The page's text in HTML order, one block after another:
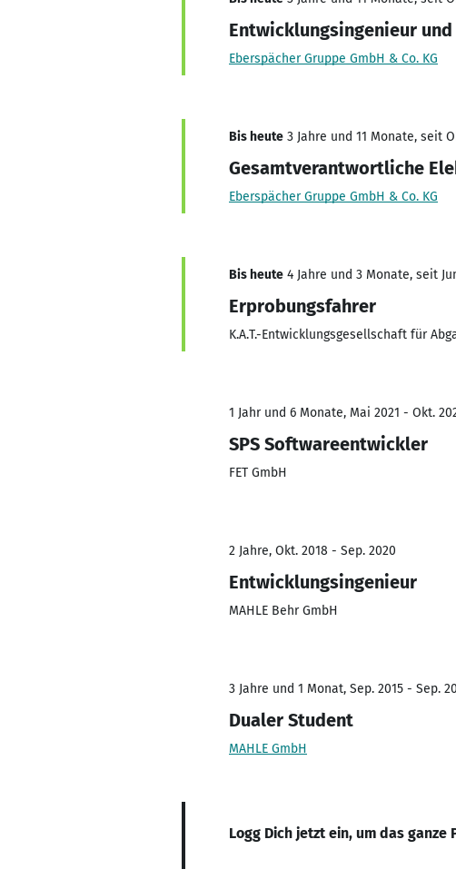
Entwicklungsingenieur
Eberspächer Gruppe GmbH & Co. KG
Bis heute 3 Jahre und 11 Monate, seit
Gesamtverantwortliche
Eberspächer Gruppe GmbH & Co. KG
Bis heute 4 Jahre und 3 Monate, seit
Erprobungsfahrer
K.A.T.-Entwicklungsgesellschaft für
1 Jahr und 6 Monate, Mai 2021 - Okt.
SPS Softwareentwickler
FET GmbH
2 Jahre, Okt. 2018 - Sep. 2020
Entwicklungsingenieur
MAHLE Behr GmbH
3 Jahre und 1 Monat, Sep. 2015 - Sep.
Dualer Student
MAHLE GmbH
Logg Dich jetzt ein, um das ganze